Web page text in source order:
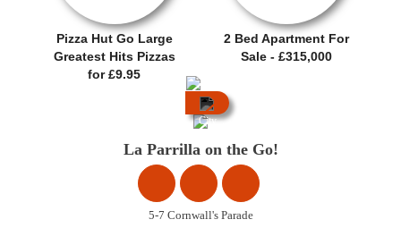
Pizza Hut Go Large
Greatest Hits Pizzas
for £9.95
2 Bed Apartment For
Sale - £315,000
City
La Parrilla on the Go!
5-7 Cornwall's Parade